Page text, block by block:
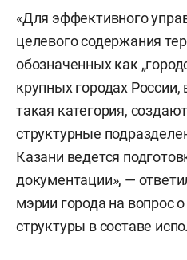
«Для эффективного
целевого содержания
обозначенных как
крупных городах
такая категория,
структурные
Казани ведется
документации», —
мэрии города на вопрос
структуры в составе